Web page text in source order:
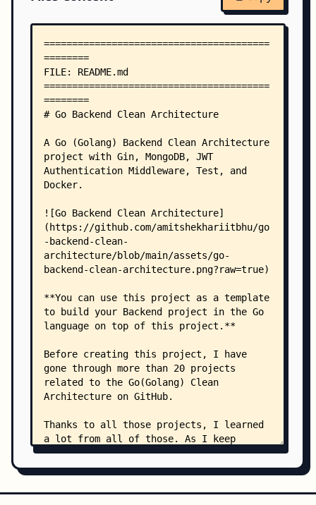
    │   │   ├── refresh_token_controller.go
    │   │   ├── signup_controller.go
    │   │   └── task_controller.go
    │   ├── middleware/
    │   │   └── jwt_auth_middleware.go
    │   └── route/
    │       ├── login_route.go
    │       ├── profile_route.go
    │       ├── route.go
    │       ├── signup_route.go
    │       └── task_route.go
    ├── bootstrap/
    │   ├── database.go
    │   └── env.go
    ├── cmd/
    │   └── main.go
    ├── domain/
    │   ├── jwt_custom.go
    │   ├── login.go
    │   ├── profile.go
    │   ├── signup.go
    │   ├── success_response.go
    │   ├── task.go
    │   ├── user.go
    │       ├── LoginUsecase.go
    │       ├── ProfileUsecase.go
    │       ├── RefreshTokenUsecase.go
    │       ├── SignupUsecase.go
    │       ├── TaskUsecase.go